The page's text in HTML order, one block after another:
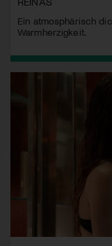
Ein atmosphärisch
Warmherzigkeit.